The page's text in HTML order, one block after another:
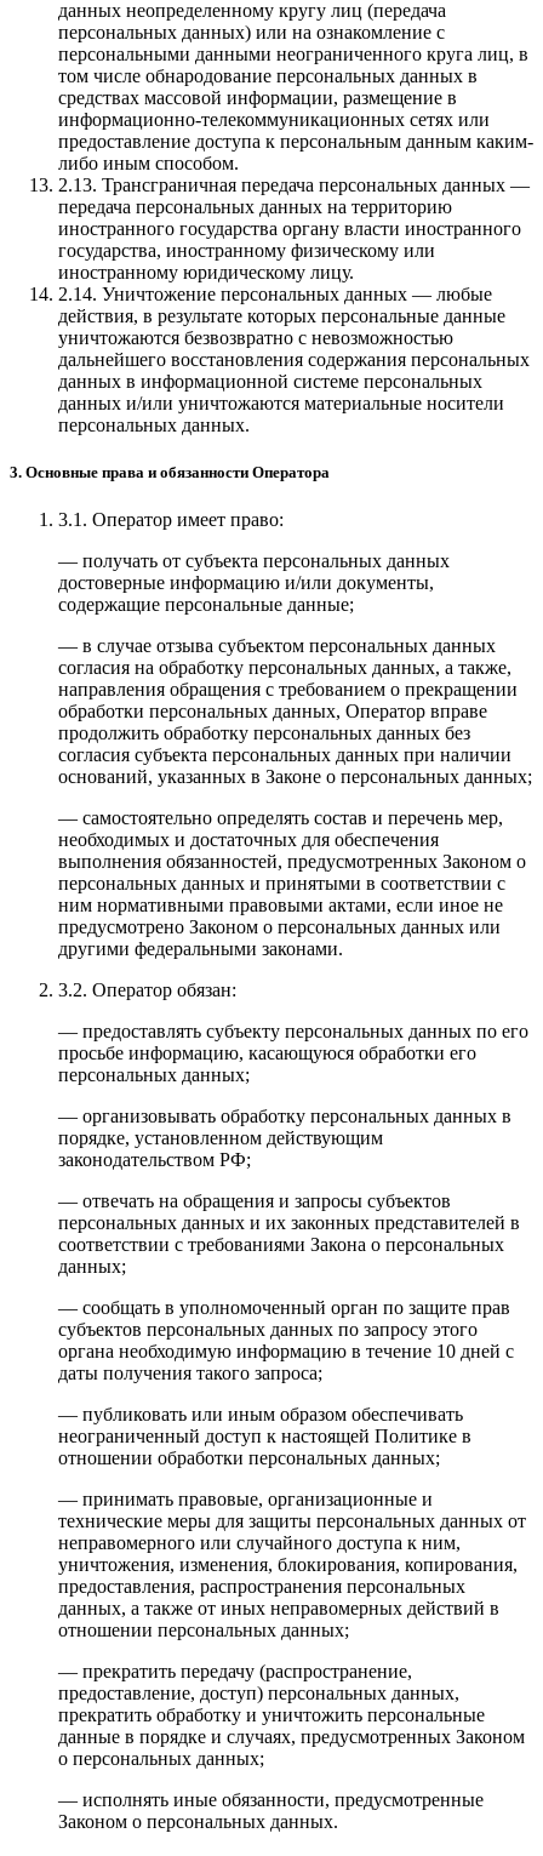
данных неопределенному кругу лиц (передача
персональных данных) или на ознакомление с
персональными данными неограниченного круга лиц, в
том числе обнародование персональных данных в
средствах массовой информации, размещение в
информационно-телекоммуникационных сетях или
предоставление доступа к персональным данным каким-
либо иным способом.
2.13. Трансграничная передача персональных данных —
передача персональных данных на территорию
иностранного государства органу власти иностранного
государства, иностранному физическому или
иностранному юридическому лицу.
2.14. Уничтожение персональных данных — любые
действия, в результате которых персональные данные
уничтожаются безвозвратно с невозможностью
дальнейшего восстановления содержания персональных
данных в информационной системе персональных
данных и/или уничтожаются материальные носители
персональных данных.
3. Основные права и обязанности Оператора
3.1. Оператор имеет право:
— получать от субъекта персональных данных
достоверные информацию и/или документы,
содержащие персональные данные;
— в случае отзыва субъектом персональных данных
согласия на обработку персональных данных, а также,
направления обращения с требованием о прекращении
обработки персональных данных, Оператор вправе
продолжить обработку персональных данных без
согласия субъекта персональных данных при наличии
оснований, указанных в Законе о персональных данных;
— самостоятельно определять состав и перечень мер,
необходимых и достаточных для обеспечения
выполнения обязанностей, предусмотренных Законом о
персональных данных и принятыми в соответствии с
ним нормативными правовыми актами, если иное не
предусмотрено Законом о персональных данных или
другими федеральными законами.
3.2. Оператор обязан:
— предоставлять субъекту персональных данных по его
просьбе информацию, касающуюся обработки его
персональных данных;
— организовывать обработку персональных данных в
порядке, установленном действующим
законодательством РФ;
— отвечать на обращения и запросы субъектов
персональных данных и их законных представителей в
соответствии с требованиями Закона о персональных
данных;
— сообщать в уполномоченный орган по защите прав
субъектов персональных данных по запросу этого
органа необходимую информацию в течение 10 дней с
даты получения такого запроса;
— публиковать или иным образом обеспечивать
неограниченный доступ к настоящей Политике в
отношении обработки персональных данных;
— принимать правовые, организационные и
технические меры для защиты персональных данных от
неправомерного или случайного доступа к ним,
уничтожения, изменения, блокирования, копирования,
предоставления, распространения персональных
данных, а также от иных неправомерных действий в
отношении персональных данных;
— прекратить передачу (распространение,
предоставление, доступ) персональных данных,
прекратить обработку и уничтожить персональные
данные в порядке и случаях, предусмотренных Законом
о персональных данных;
— исполнять иные обязанности, предусмотренные
Законом о персональных данных.